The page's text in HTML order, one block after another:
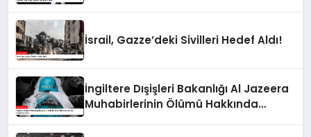
İsrail, Gazze’deki Sivilleri Hedef Aldı!
İngiltere Dışişleri Bakanlığı Al Jazeera
Muhabirlerinin Ölümü Hakkında